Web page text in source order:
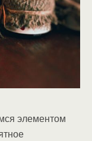
элементом